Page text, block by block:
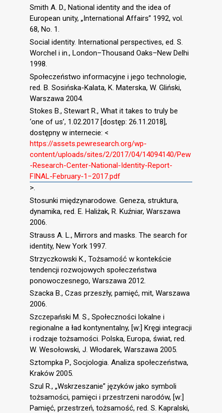
Smith A. D., National identity and the idea of
European unity, „International Affairs” 1992, vol.
68, No. 1.
Social identity. International perspectives, ed. S.
Worchel i in., London–Thousand Oaks–New Delhi
1998.
Społeczeństwo informacyjne i jego technologie,
red. B. Sosińska-Kalata, K. Materska, W. Gliński,
Warszawa 2004.
Stokes B., Stewart R., What it takes to truly be
‘one of us’, 1.02.2017 [dostęp: 26.11.2018],
dostępny w internecie: <
https://assets.pewresearch.org/wp-
content/uploads/sites/2/2017/04/14094140/Pew
-Research-Center-National-Identity-Report-
FINAL-February-1−2017.pdf
>.
Stosunki międzynarodowe. Geneza, struktura,
dynamika, red. E. Haliżak, R. Kuźniar, Warszawa
2006.
Strauss A. L., Mirrors and masks. The search for
identity, New York 1997.
Strzyczkowski K., Tożsamość w kontekście
tendencji rozwojowych społeczeństwa
ponowoczesnego, Warszawa 2012.
Szacka B., Czas przeszły, pamięć, mit, Warszawa
2006.
Szczepański M. S., Społeczności lokalne i
regionalne a ład kontynentalny, [w:] Kręgi integracji
i rodzaje tożsamości. Polska, Europa, świat, red.
W. Wesołowski, J. Włodarek, Warszawa 2005.
Sztompka P., Socjologia. Analiza społeczeństwa,
Kraków 2005.
Szul R., „Wskrzeszanie” języków jako symboli
tożsamości, pamięci i przestrzeni narodów, [w:]
Pamięć, przestrzeń, tożsamość, red. S. Kapralski,